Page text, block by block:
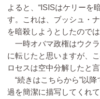
よると、“ISISはケリーを
す。これは、ブッシュ・
を暗殺しようとしたので
一時オバマ政権はウク
に転じたと思いますが、
ロセスは空中分解したと
“続きはこちらから”以
過を簡潔に描写してくれ